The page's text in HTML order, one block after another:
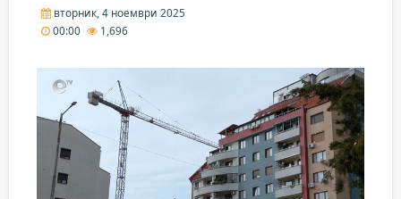
вторник, 4 ноември 2025
00:00
1,696